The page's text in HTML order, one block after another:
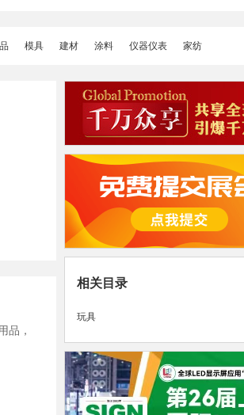
模具 建材 涂料 仪器仪表 家纺
品 ，
相关目录
玩具